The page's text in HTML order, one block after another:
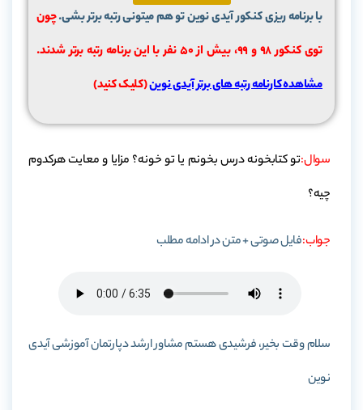
با برنامه ریزی کنکور آیدی نوین تو هم میتونی رتبه برتر بشی.چون
توی کنکور 98 و 99، بیش از ۵۰ نفر با این برنامه رتبه برتر شدند.
مشاهده کارنامه رتبه های برتر آیدی نوین(کلیک کنید)
سوال:تو کتابخونه درس بخونم یا تو خونه؟ مزایا و معایت هرکدوم
چیه؟
جواب:فایل صوتی + متن در ادامه مطلب
سلام وقت بخیر، فرشیدی هستم مشاور ارشد دپارتمان آموزشی آیدی
نوین